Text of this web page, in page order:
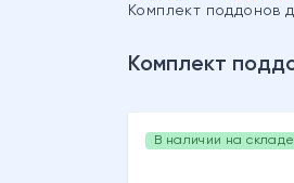
Комплект поддонов
Комплект
В наличии на складе